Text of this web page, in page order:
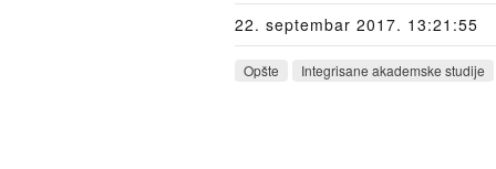
22. septembar 2017. 13:21:55
Opšte Integrisane akademske studije